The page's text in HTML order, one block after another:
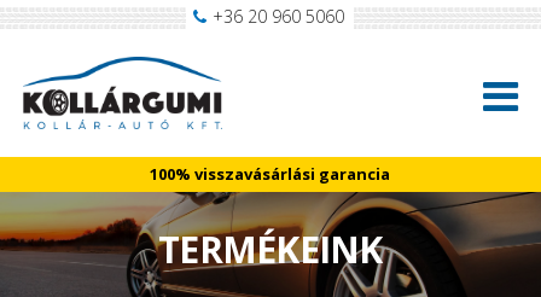
+36 20 960 5060
100% visszavásárlási garancia
TERMÉKEINK